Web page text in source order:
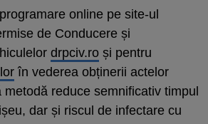
online pe site-ul
de Conducere și
drpciv.ro și pentru
în vederea obținerii actelor
metodă reduce semnificativ timpul
dar și riscul de infectare cu